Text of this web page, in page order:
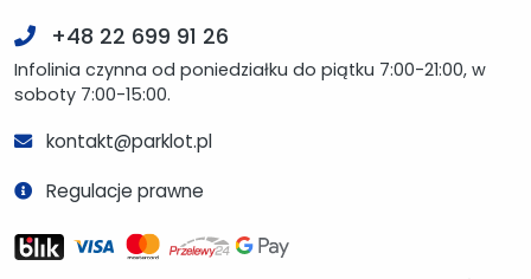
+48 22 699 91 26
Infolinia czynna od poniedziałku do piątku 7:00-21:00, w
soboty 7:00-15:00.
kontakt@parklot.pl
Regulacje prawne